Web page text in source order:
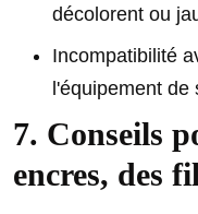
décolorent ou
Incompatibilité
l'équipement de
7. Conseils
encres, des